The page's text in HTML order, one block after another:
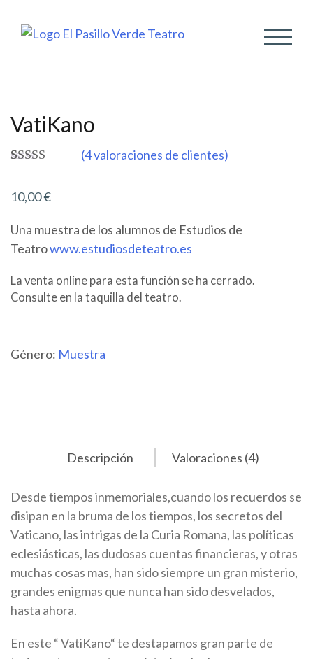
VatiKano
basado en
de clientes
(4valoraciones de clientes)
10,00€
Una muestra de los alumnos de Estudios de
Teatrowww.estudiosdeteatro.es
La venta online para esta función se ha cerrado.
Consulte en la taquilla del teatro.
Género: Muestra
Descripción Valoraciones (4)
Desde tiempos inmemoriales,cuando los recuerdos se
disipan en la bruma de los tiempos, los secretos del
Vaticano, las intrigas de la Curia Romana, las políticas
eclesiásticas, las dudosas cuentas financieras, y otras
muchas cosas mas, han sido siempre un gran misterio,
grandes enigmas que nunca han sido desvelados,
hasta ahora.
En este “ VatiKano“ te destapamos gran parte de